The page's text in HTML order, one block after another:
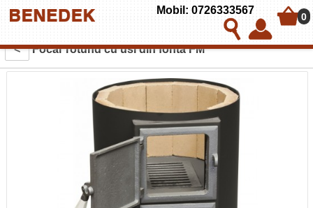
Mobil: 0726333567
0
< Focar rotund cu usi din fonta FM